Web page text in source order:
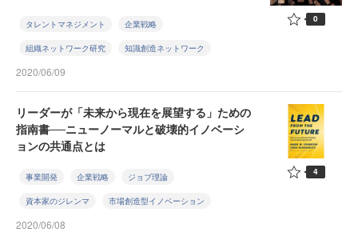
タレントマネジメント 企業戦略
組織ネットワーク研究 知識創造ネットワーク
2020/06/09
0
リーダーが「未来から現在を展望する」ための
指南書──ニューノーマルと破壊的イノベーシ
ョンの共通点とは
事業開発 企業戦略 ジョブ理論
資本家のジレンマ 市場創造型イノベーション
2020/06/08
4